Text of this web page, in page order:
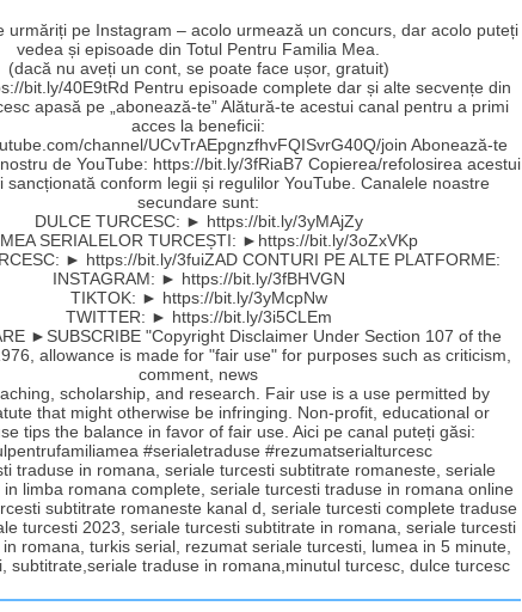
urmăriți pe Instagram – acolo urmează un concurs, dar acolo puteți
vedea și episoade din Totul Pentru Familia Mea.
(dacă nu aveți un cont, se poate face ușor, gratuit)
bit.ly/40E9tRd Pentru episoade complete dar și alte secvențe din
apasă pe „abonează-te” Alătură-te acestui canal pentru a primi
acces la beneficii:
channel/UCvTrAEpgnzfhvFQISvrG40Q/join Abonează-te
de YouTube: https://bit.ly/3fRiaB7 Copierea/refolosirea acestui
sancționată conform legii și regulilor YouTube. Canalele noastre
secundare sunt:
DULCE TURCESC: ► https://bit.ly/3yMAjZy
SERIALELOR TURCEȘTI: ►https://bit.ly/3oZxVKp
► https://bit.ly/3fuiZAD CONTURI PE ALTE PLATFORME:
INSTAGRAM: ► https://bit.ly/3fBHVGN
TIKTOK: ► https://bit.ly/3yMcpNw
TWITTER: ► https://bit.ly/3i5CLEm
►SUBSCRIBE "Copyright Disclaimer Under Section 107 of the
allowance is made for "fair use" for purposes such as criticism,
comment, news
scholarship, and research. Fair use is a use permitted by
that might otherwise be infringing. Non-profit, educational or
tips the balance in favor of fair use. Aici pe canal puteți găsi:
#serialetraduse #rezumatserialturcesc
traduse in romana, seriale turcesti subtitrate romaneste, seriale
limba romana complete, seriale turcesti traduse in romana online
subtitrate romaneste kanal d, seriale turcesti complete traduse
turcesti 2023, seriale turcesti subtitrate in romana, seriale turcesti
romana, turkis serial, rezumat seriale turcesti, lumea in 5 minute,
subtitrate,seriale traduse in romana,minutul turcesc, dulce turcesc